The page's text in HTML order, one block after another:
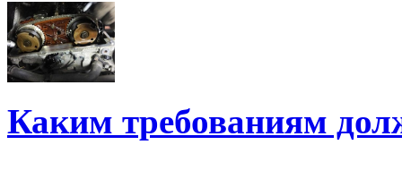
Каким требованиям